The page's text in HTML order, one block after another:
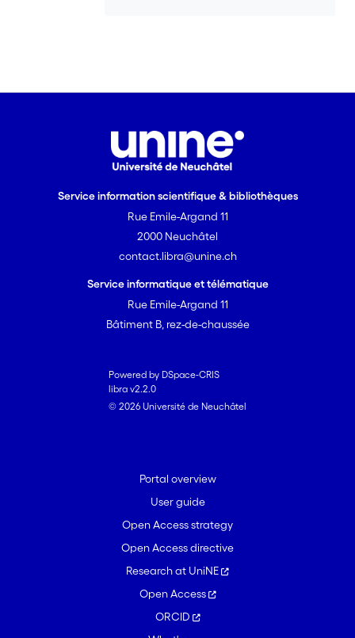
Service information scientifique & bibliothèques
Rue Emile-Argand 11
2000 Neuchâtel
contact.libra@unine.ch
Service informatique et télématique
Rue Emile-Argand 11
Bâtiment B, rez-de-chaussée
Powered by DSpace-CRIS
libra v2.2.0
© 2026 Université de Neuchâtel
Portal overview
User guide
Open Access strategy
Open Access directive
Research at UniNE
Open Access
ORCID